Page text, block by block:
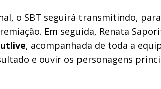
o SBT seguirá transmitindo,
Em seguida, Renata
, acompanhada de toda a
e ouvir os personagens